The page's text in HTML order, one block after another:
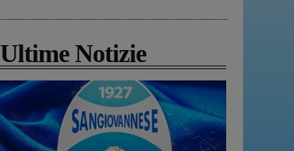
Ultime Notizie